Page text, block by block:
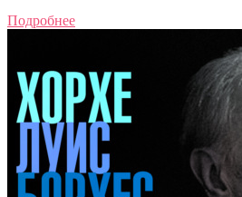
Подробнее